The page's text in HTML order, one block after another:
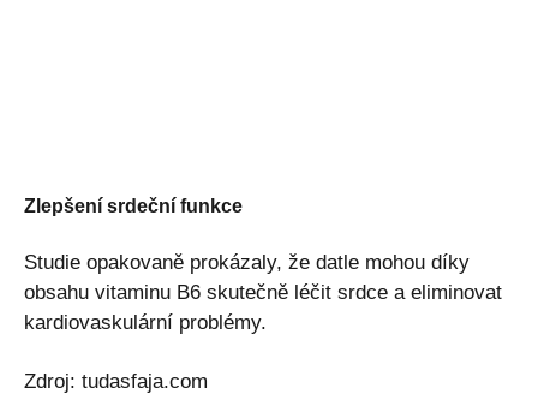
Zlepšení srdeční funkce
Studie opakovaně prokázaly, že datle mohou díky
obsahu vitaminu B6 skutečně léčit srdce a eliminovat
kardiovaskulární problémy.
Zdroj: tudasfaja.com